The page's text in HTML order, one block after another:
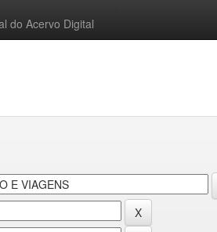
do Acervo Digital